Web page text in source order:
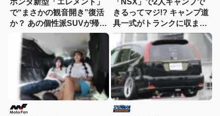
ホンダ新型「エレメント」
で“まさかの観音開き”復活
か？ あの個性派SUVが帰っ
てくる可能性
「NSX」で2人キャンプで
きるってマジ!? キャンプ道
具一式がトランクに収まっ
た！「シビックRS」なら
車中泊もできる【Hondaキ
ャンプ】